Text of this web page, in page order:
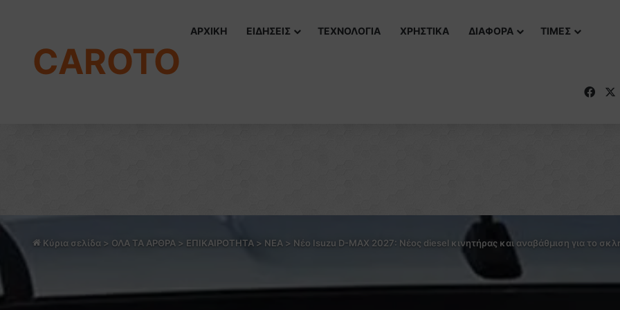
CAROTO
ΑΡΧΙΚΗ ΕΙΔΗΣΕΙΣ ΤΕΧΝΟΛΟΓΙΑ ΧΡΗΣΤΙΚΑ ΔΙΑΦΟΡΑ ΤΙΜΕΣ
Κύρια σελίδα > ΟΛΑ ΤΑ ΑΡΘΡΑ > ΕΠΙΚΑΙΡΟΤΗΤΑ > NEA > Νέο Isuzu D-MAX 2027: Νέος diesel κινητήρας και αναβάθμιση για το